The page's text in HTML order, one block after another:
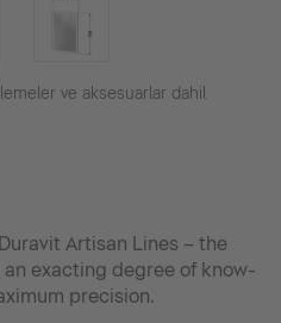
ve aksesuarlar dahil
Artisan Lines – the
exacting degree of know-
precision.